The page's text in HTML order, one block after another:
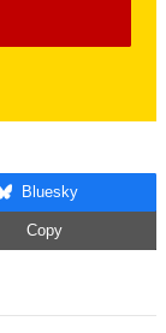
Bluesky
Copy